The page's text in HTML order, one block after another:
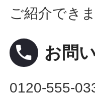
ご紹介できま
local_phone お問
0120-555-